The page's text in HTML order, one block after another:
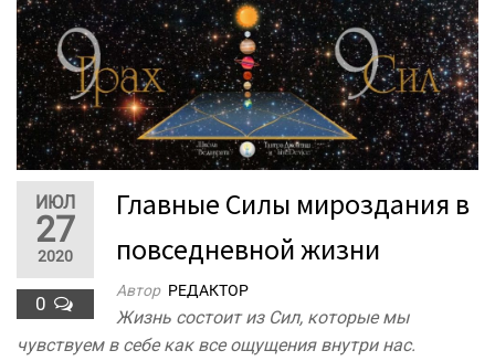
ИЮЛ
27
2020
0
Главные Силы мироздания в
повседневной жизни
Автор РЕДАКТОР
Жизнь состоит из Сил, которые мы
чувствуем в себе как все ощущения внутри нас.